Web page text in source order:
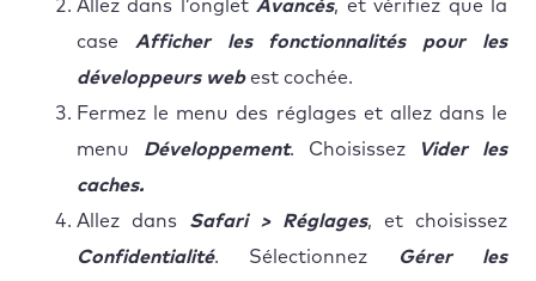
Allez dans l’onglet Avancés, et vérifiez que la
case Afficher les fonctionnalités pour les
développeurs webest cochée.
Fermez le menu des réglages et allez dans le
menu Développement. Choisissez
Vider les
caches.
Allez dans Safari > Réglages, et choisissez
Confidentialité. Sélectionnez
Gérer les